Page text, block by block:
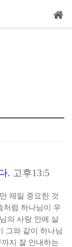
. 고후13:5
제일 중요한 것
처럼 하나님이 우
의 사랑 안에 살
그와 같이 하나님
지 잘 안내하는